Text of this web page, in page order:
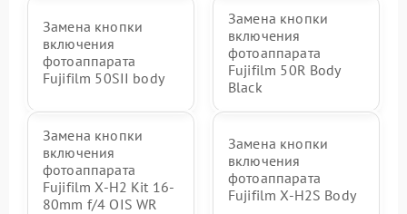
Замена кнопки
включения
фотоаппарата
Fujifilm 50SII body
Замена кнопки
включения
фотоаппарата
Fujifilm 50R Body
Black
Замена кнопки
включения
фотоаппарата
Fujifilm X-H2 Kit 16-
80mm f/4 OIS WR
Замена кнопки
включения
фотоаппарата
Fujifilm X-H2S Body